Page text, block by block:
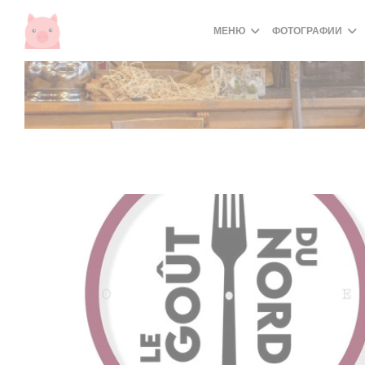
Панель управления cookies
МЕНЮ ФОТОГРАФИИ